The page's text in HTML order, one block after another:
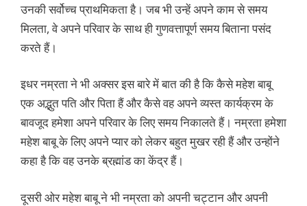
उनकी सर्वोच्च प्राथमिकता है। जब भी उन्हें अपने काम से समय
मिलता, वे अपने परिवार के साथ ही गुणवत्तापूर्ण समय बिताना पसंद
करते हैं।
इधर नम्रता ने भी अक्सर इस बारे में बात की है कि कैसे महेश बाबू
एक अद्भुत पति और पिता हैं और कैसे वह अपने व्यस्त कार्यक्रम के
बावजूद हमेशा अपने परिवार के लिए समय निकालते हैं। नम्रता हमेशा
महेश बाबू के लिए अपने प्यार को लेकर बहुत मुखर रही हैं और उन्होंने
कहा है कि वह उनके ब्रह्मांड का केंद्र हैं।
दूसरी ओर महेश बाबू ने भी नम्रता को अपनी चट्टान और अपनी